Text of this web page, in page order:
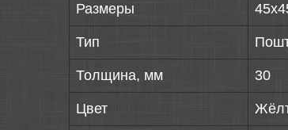
Размеры
Тип
Толщина, мм 30
Цвет